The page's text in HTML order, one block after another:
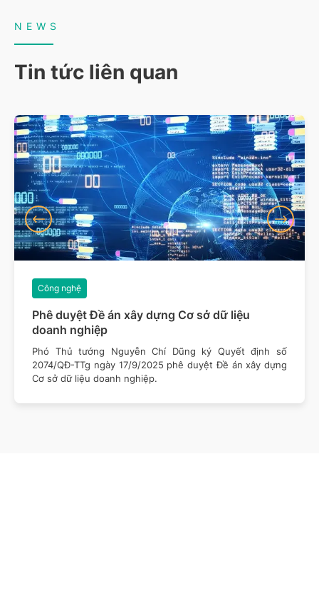
NEWS
Tin tức liên quan
Phê duyệt Đề án xây dựng Cơ sở dữ liệu
doanh nghiệp
Công nghệ
Phó Thủ tướng Nguyễn Chí Dũng ký Quyết định số
2074/QĐ-TTg ngày 17/9/2025 phê duyệt Đề án xây dựng
Cơ sở dữ liệu doanh nghiệp.